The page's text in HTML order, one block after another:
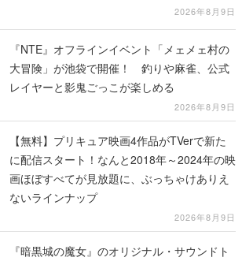
2026年8月9日
『NTE』オフラインイベント「メェメェ村の
大冒険」が池袋で開催！ 釣りや麻雀、公式
レイヤーと影鬼ごっこが楽しめる
2026年8月9日
【無料】プリキュア映画4作品がTVerで新た
に配信スタート！なんと2018年～2024年の映
画ほぼすべてが見放題に、ぶっちゃけありえ
ないラインナップ
2026年8月9日
『暗黒城の魔女』のオリジナル・サウンドト